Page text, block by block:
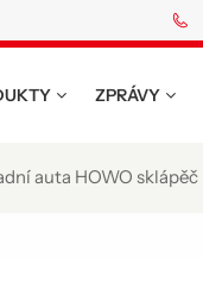
ZPRÁVY
auta HOWO sklápěč